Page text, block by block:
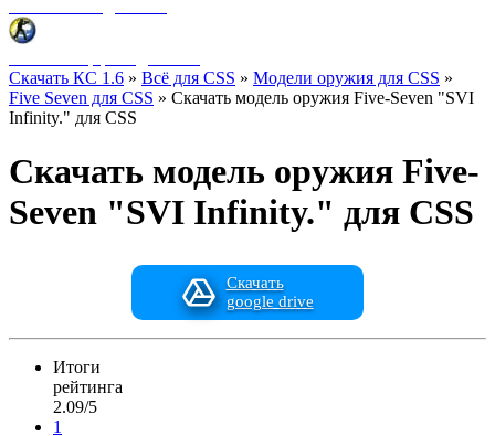
Скачать КС 1.6 » Всё для CSS » Модели оружия для CSS »
Five Seven для CSS » Скачать модель оружия Five-Seven "SVI
Infinity." для CSS
Скачать модель оружия Five-
Seven "SVI Infinity." для CSS
Скачать
google drive
Итоги
рейтинга
2.09/5
1